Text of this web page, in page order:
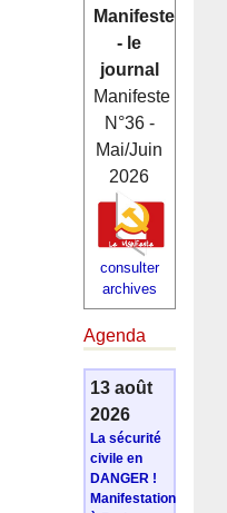
Manifeste
- le
journal
Manifeste
N°36 -
Mai/Juin
2026
consulter
archives
Agenda
13 août
2026
La sécurité
civile en
DANGER !
Manifestation